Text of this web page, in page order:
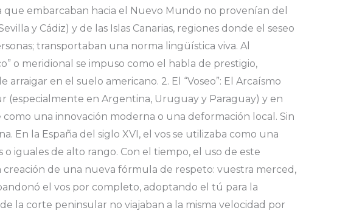
embarcaban hacia el Nuevo Mundo no provenían del
y Cádiz) y de las Islas Canarias, regiones donde el seseo
transportaban una norma lingüística viva. Al
o meridional se impuso como el habla de prestigio,
en el suelo americano. 2. El “Voseo”: El Arcaísmo
en Argentina, Uruguay y Paraguay) y en
una innovación moderna o una deformación local. Sin
En la España del siglo XVI, el vos se utilizaba como una
iguales de alto rango. Con el tiempo, el uso de este
de una nueva fórmula de respeto: vuestra merced,
el vos por completo, adoptando el tú para la
la corte peninsular no viajaban a la misma velocidad por